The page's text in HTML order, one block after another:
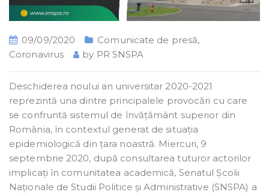
09/09/2020 Comunicate de presă,
Coronavirus
by PR SNSPA
Deschiderea noului an universitar 2020-2021
reprezintă una dintre principalele provocări cu care
se confruntă sistemul de învățământ superior din
România, în contextul generat de situația
epidemiologică din țara noastră. Miercuri, 9
septembrie 2020, după consultarea tuturor actorilor
implicați în comunitatea academică, Senatul Școlii
Naționale de Studii Politice și Administrative (SNSPA) a